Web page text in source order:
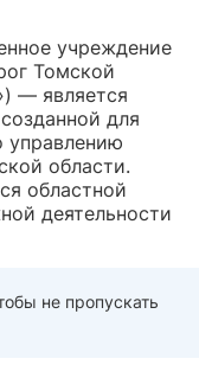
учреждение
Томской
— является
для
управлению
области.
областной
деятельности
не пропускать